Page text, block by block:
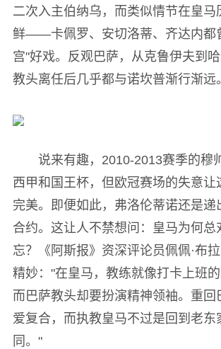
二次入主伯纳乌，而类似情节在皇马
鲜——卡佩罗、安切洛蒂、齐达内都
宫"好戏。反观巴萨，从克鲁伊夫到
教头离任后几乎都与诺坎普渐行渐远。
说来有趣，2010-2013赛季的穆
西甲和国王杯，但欧冠赛场的失意让
完美。即便如此，弗洛伦蒂诺还是递
合约。这让人不禁想问：皇马为何总
忘？《阿斯报》资深评论员佩佩·布
精妙："在皇马，教练就像打卡上班的
而巴萨教头却要扮演精神领袖。重回
爱复合，而执教皇马不过是回到老东
同。"